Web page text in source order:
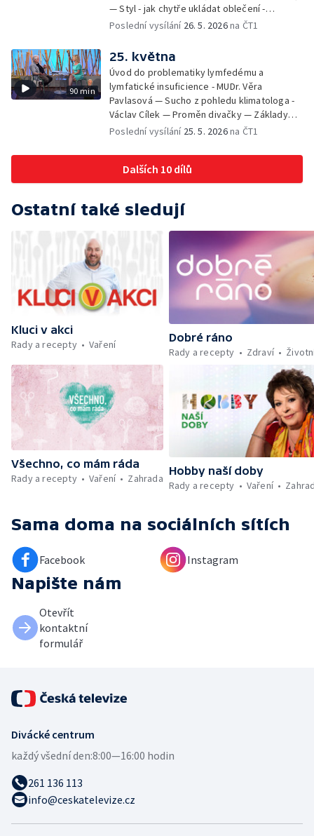
— Styl - jak chytře ukládat oblečení -
Veronika Slaninová — Běháme s dětmi - jak
Schneiderová — Colours of Ostrava - Filip
Košťálek a Jan Vojtko — Tajemství křišťálové
planety - Jan Maxián, Petr Horák a Adélka
Hesová — Český svaz ochránců přírody - Eva
Šrailová
Poslední vysílání 26. 5. 2026na ČT1
90 min
25. května
Úvod do problematiky lymfedému a
lymfatické insuficience - MUDr. Věra
Pavlasová — Sucho z pohledu klimatologa -
Václav Cílek — Proměn divačky — Základy
bezpečnosti dětí na inline bruslích - Petr
Zooterapie - praktické využití - Linda
Tinková — Pražské jaro - Klára Boudalová,
Marko Ivanović
Poslední vysílání 25. 5. 2026na ČT1
Dalších 10 dílů
Ostatní také sledují
Kluci v akci
Rady a recepty
Vaření
Dobré ráno
Rady a recepty
Zdraví
Všechno, co mám ráda
Rady a recepty
Vaření Zahrada
Hobby naší doby
Rady a recepty
Vaření
Sama doma na sociálních sítích
Facebook Instagram
Napište nám
Otevřít
kontaktní
formulář
Divácké centrum
každý všední den:8:00—16:00 hodin
261 136 113
info@ceskatelevize.cz